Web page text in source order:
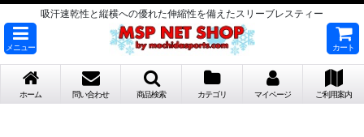
吸汗速乾性と縦横への優れた伸縮性を備えたスリーブレスティー
メニュー カート
ホーム 問い合わせ 商品検索 カテゴリ マイページ ご利用案内